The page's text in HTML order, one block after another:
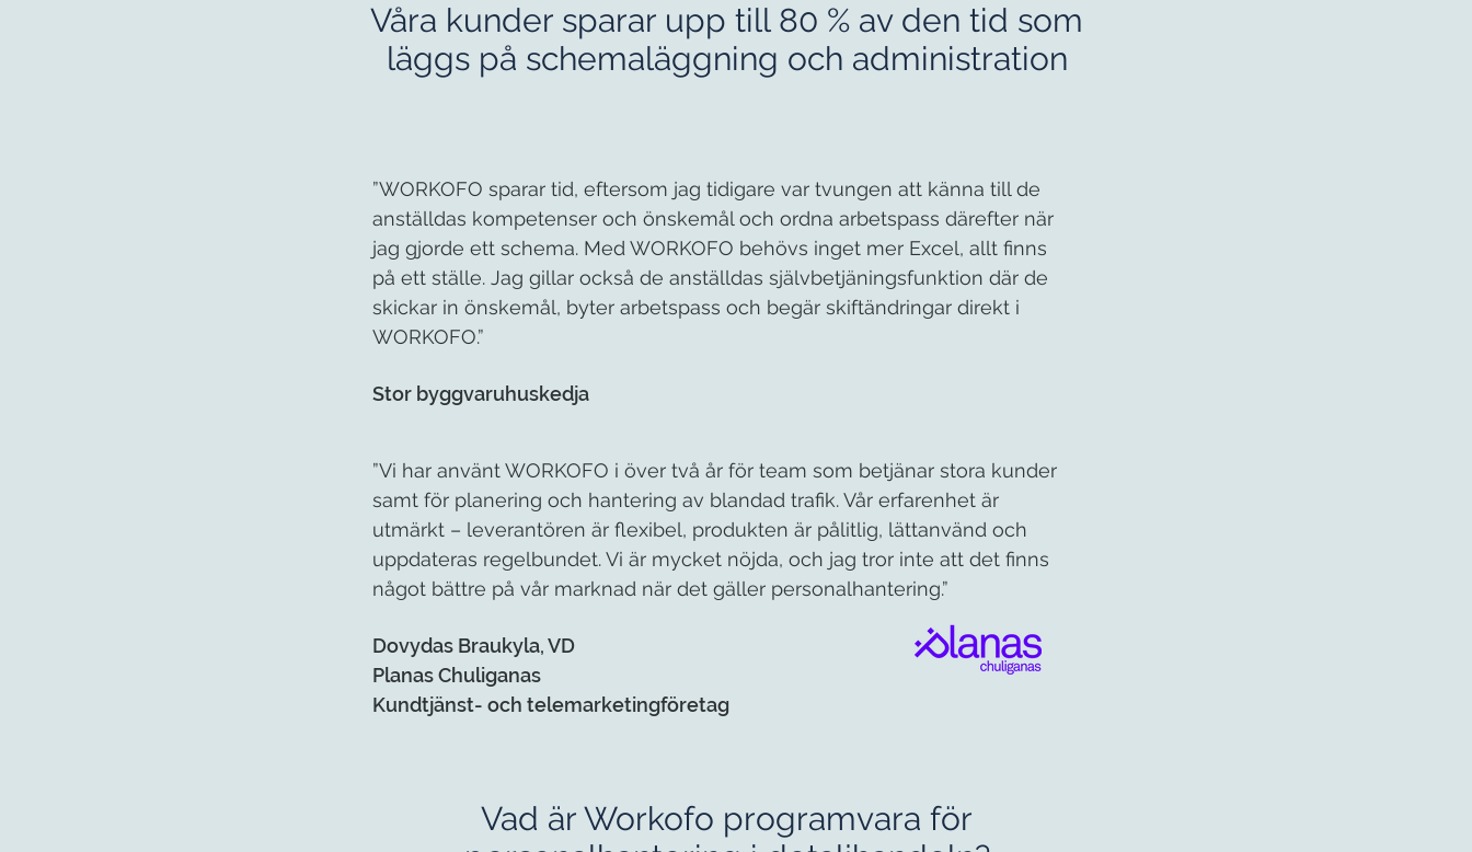
Våra kunder sparar upp till 80 % av den tid som
läggs på schemaläggning och administration
”WORKOFO sparar tid, eftersom jag tidigare var tvungen att känna till de
anställdas kompetenser och önskemål och ordna arbetspass därefter när
jag gjorde ett schema. Med WORKOFO behövs inget mer Excel, allt finns
på ett ställe. Jag gillar också de anställdas självbetjäningsfunktion där de
skickar in önskemål, byter arbetspass och begär skiftändringar direkt i
WORKOFO.”
Stor byggvaruhuskedja
”Vi har använt WORKOFO i över två år för team som betjänar stora kunder
samt för planering och hantering av blandad trafik. Vår erfarenhet är
utmärkt – leverantören är flexibel, produkten är pålitlig, lättanvänd och
uppdateras regelbundet. Vi är mycket nöjda, och jag tror inte att det finns
något bättre på vår marknad när det gäller personalhantering.”
Dovydas Braukyla, VD
Planas Chuliganas
Kundtjänst- och telemarketingföretag
Vad är Workofo programvara för